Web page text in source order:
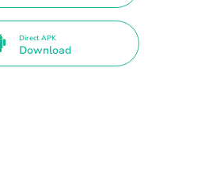
Direct APK
Download